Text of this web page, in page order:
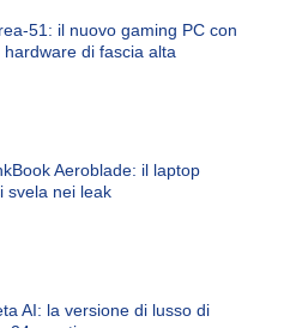
51: il nuovo gaming PC con
hardware di fascia alta
Aeroblade: il laptop
svela nei leak
AI: la versione di lusso di